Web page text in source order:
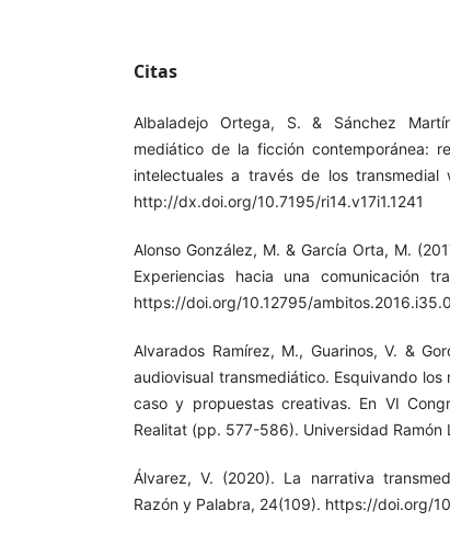
Citas
Albaladejo Ortega, S. & Sánchez
mediático de la ficción contemporánea:
intelectuales a través de los transmedial
http://dx.doi.org/10.7195/ri14.v17i1.1241
Alonso González, M. & García Orta, M.
Experiencias hacia una comunicación
https://doi.org/10.12795/
Alvarados Ramírez, M., Guarinos, V. &
audiovisual transmediático. Esquivando
caso y propuestas creativas. En VI
Realitat (pp. 577-586). Universidad Ramón
Álvarez, V. (2020). La narrativa
Razón y Palabra, 24(109). https://doi.org/